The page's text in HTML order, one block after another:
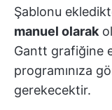
Şablonu
manuel olarak
Gantt grafiğine
programınıza
gerekecektir.